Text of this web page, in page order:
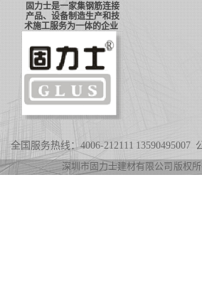
固力士是一家集钢筋连接
产品、设备制造生产和技
术施工服务为一体的企业
全国服务热线：4006-212111
深圳市固力士建材有限公司 版权